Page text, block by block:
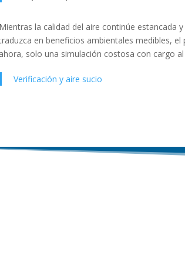
Mientras la calidad del aire continúe estancada
en beneficios ambientales medibles,
ahora, solo una simulación costosa con cargo
Verificación y aire sucio